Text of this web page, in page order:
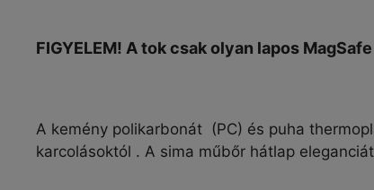
FIGYELEM! A tok csak olyan lapos
A kemény polikarbonát (PC) és puha
karcolásoktól . A sima műbőr hátlap